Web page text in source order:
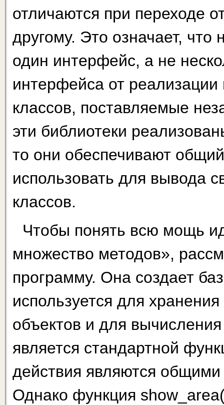
отличаются при переходе
другому. Это означает, что
один интерфейс, а не
интерфейса от реализации
клас­сов, поставляемые
эти библиотеки
то они обеспечивают
использовать для вывода
классов.
Чтобы понять всю мощь
множество методов»,
программу. Она создает
используется для
объектов и для
является стандартной
действия являются
Однако функция